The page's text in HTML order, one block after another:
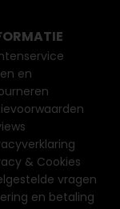
en
& Cookies
vragen
en betaling